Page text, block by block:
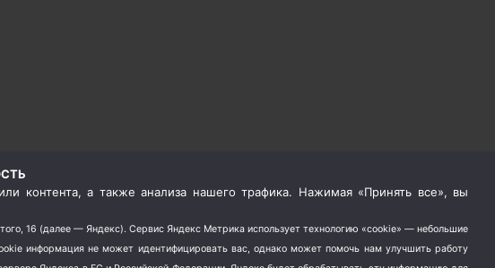
контента, а также анализа нашего трафика. Нажимая «Принять все», вы
16 (далее — Яндекс). Сервис Яндекс Метрика использует технологию «cookie» — небольшие
информация не может идентифицировать вас, однако может помочь нам улучшить работу